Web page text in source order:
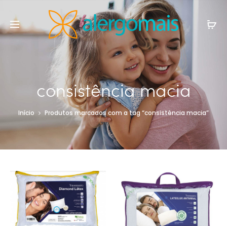
consistência macia
Início Produtos marcados com a tag “consistência macia”